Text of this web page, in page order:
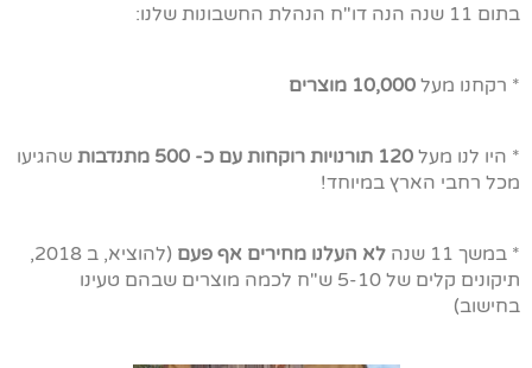
בתום 11 שנה הנה דו"ח הנהלת החשבונות שלנו:
* רקחנו מעל 10,000 מוצרים
* היו לנו מעל 120 תורנויות רוקחות עם כ- 500 מתנדבות
שהגיעו
מכל רחבי הארץ במיוחד!
* במשך 11 שנה לא העלנו מחירים אף פעם
(להוציא, ב 2018,
תיקונים קלים של 5-10 ש"ח לכמה מוצרים שבהם טעינו
בחישוב)